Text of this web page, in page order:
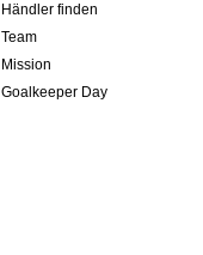
Händler finden
Team
Mission
Goalkeeper Day